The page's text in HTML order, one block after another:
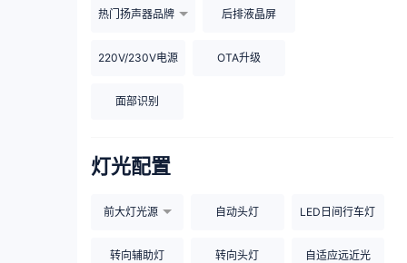
热门扬声器品牌 后排液晶屏
220V/230V电源 OTA升级
面部识别
灯光配置
前大灯光源 自动头灯 LED日间行车灯
转向辅助灯 转向头灯 自适应远近光